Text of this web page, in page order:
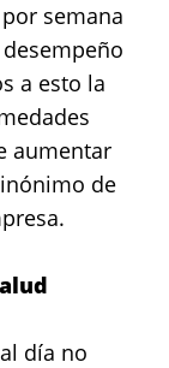
semana
a esto la
aumentar
de
día no